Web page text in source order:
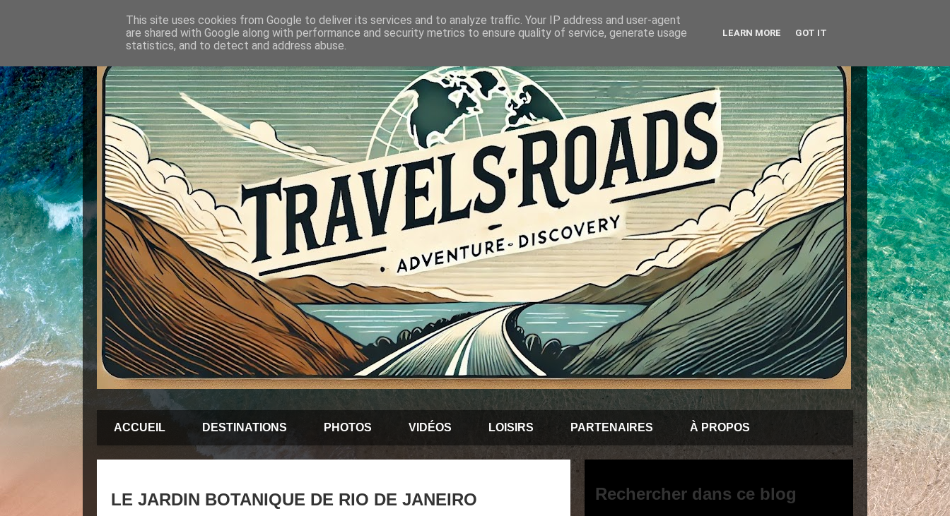
ACCUEIL DESTINATIONS PHOTOS VIDÉOS LOISIRS PARTENAIRES À PROPOS
LE JARDIN BOTANIQUE DE RIO DE JANEIRO Rechercher dans ce blog
This site uses cookies from Google to deliver its services and to analyze traffic. Your IP address and user-agent
are shared with Google along with performance and security metrics to ensure quality of service, generate usage
statistics, and to detect and address abuse.
LEARN MORE GOT IT